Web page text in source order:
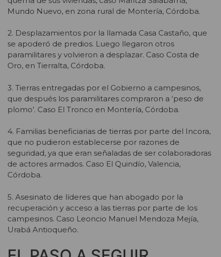
Mundo Nuevo, en zona rural de Montería, Córdoba.
2. Desplazamientos por la llamada Casa Castaño, que
se apoderó de predios. Luego llegaron otros
paramilitares y volvieron a desplazar. Caso Costa de
Oro, en Tierralta, Córdoba.
3. Tierras entregadas por el Gobierno a campesinos,
que después los paramilitares compraron a ‘peso de
plomo’. Caso El Tronco en Montería, Córdoba.
4. Familias beneficiarias de tierras por parte del Incora,
que no pudieron establecerse por razones de
seguridad, ya que eran señaladas de ser colaboradoras
de actores armados. Caso El Quindío, Valencia,
Córdoba.
5. Asesinato de líderes que han abogado por la
recuperación y acceso a las tierras por parte de los
campesinos. Caso Leoncio Manuel Mendoza Mejía,
Urabá Antioqueño.